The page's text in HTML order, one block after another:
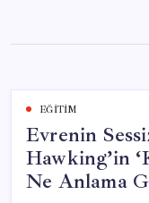
content
EĞITIM
Evrenin
Hawking’in
Ne Anlama